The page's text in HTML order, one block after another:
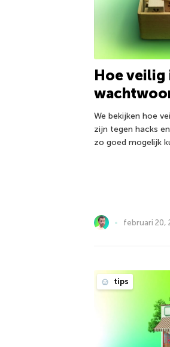
Hoe veilig
We bekijken hoe
zijn tegen hacks
zo goed mogelijk
februari 20,
tips